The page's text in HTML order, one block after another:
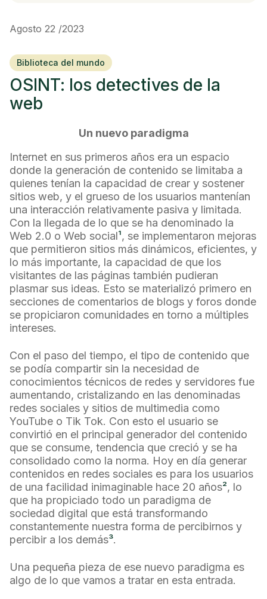
Agosto 22 /2023
Biblioteca del mundo
OSINT: los detectives de la
web
Un nuevo paradigma
Internet en sus primeros años era un espacio
donde la generación de contenido se limitaba a
quienes tenían la capacidad de crear y sostener
sitios web, y el grueso de los usuarios mantenían
una interacción relativamente pasiva y limitada.
Con la llegada de lo que se ha denominado la
Web 2.0 o Web social¹, se implementaron mejoras
que permitieron sitios más dinámicos, eficientes, y
lo más importante, la capacidad de que los
visitantes de las páginas también pudieran
plasmar sus ideas. Esto se materializó primero en
secciones de comentarios de blogs y foros donde
se propiciaron comunidades en torno a múltiples
intereses.
Con el paso del tiempo, el tipo de contenido que
se podía compartir sin la necesidad de
conocimientos técnicos de redes y servidores fue
aumentando, cristalizando en las denominadas
redes sociales y sitios de multimedia como
YouTube o Tik Tok. Con esto el usuario se
convirtió en el principal generador del contenido
que se consume, tendencia que creció y se ha
consolidado como la norma. Hoy en día generar
contenidos en redes sociales es para los usuarios
de una facilidad inimaginable hace 20 años², lo
que ha propiciado todo un paradigma de
sociedad digital que está transformando
constantemente nuestra forma de percibirnos y
percibir a los demás³.
Una pequeña pieza de ese nuevo paradigma es
algo de lo que vamos a tratar en esta entrada.